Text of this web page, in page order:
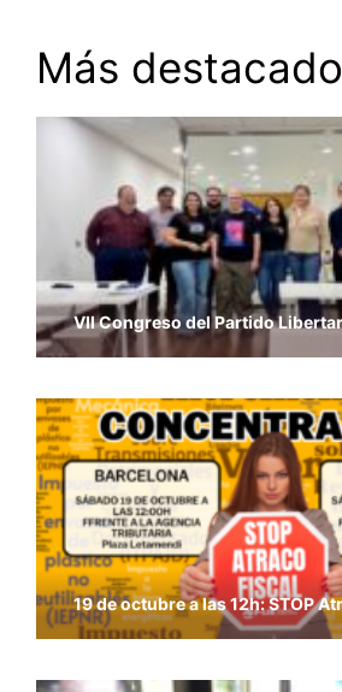
Más
VII Congreso del Partido
19 de octubre a las 12h: STOP